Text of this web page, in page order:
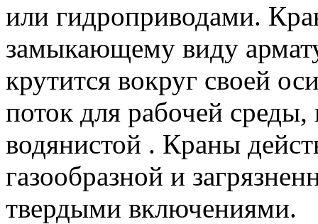
или гидроприводами.
замыкающему виду
крутится вокруг своей
поток для рабочей
водянистой . Краны
газообразной и
твердыми включениями.